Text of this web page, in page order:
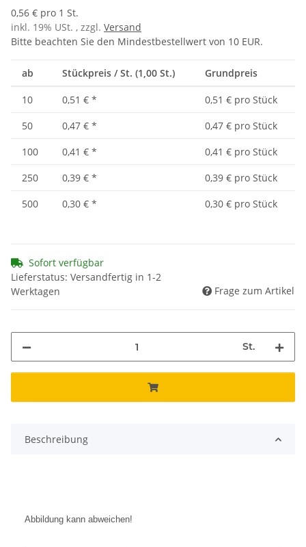
0,56 € pro 1 St.
inkl. 19% USt. , zzgl. Versand
Bitte beachten Sie den Mindestbestellwert von 10 EUR.
ab Stückpreis / St. (1,00 St.) Grundpreis
10 0,51 € *
0,51 € pro Stück
50
0,47 € *
0,47 € pro Stück
100
0,41 € *
0,41 € pro Stück
250
0,39 € *
0,39 € pro Stück
500
0,30 € * 0,30 € pro Stück
Sofort verfügbar
Lieferstatus: Versandfertig in 1-2
Werktagen
Frage zum Artikel
St.
Beschreibung
Abbildung kann abweichen!